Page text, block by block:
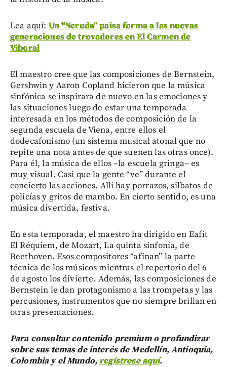
Lea aquí: Un “Neruda” paisa forma a las nuevas
generaciones de trovadores en El Carmen de
Viboral
El maestro cree que las composiciones de Bernstein,
Gershwin y Aaron Copland hicieron que la música
sinfónica se inspirara de nuevo en las emociones y
las situaciones luego de estar una temporada
interesada en los métodos de composición de la
segunda escuela de Viena, entre ellos el
dodecafonismo (un sistema musical atonal que no
repite una nota antes de que suenen las otras once).
Para él, la música de ellos –la escuela gringa– es
muy visual. Casi que la gente “ve” durante el
concierto las acciones. Allí hay porrazos, silbatos de
policías y gritos de mambo. En cierto sentido, es una
música divertida, festiva.
En esta temporada, el maestro ha dirigido en Eafit
El Réquiem, de Mozart, La quinta sinfonía, de
Beethoven. Esos compositores “afinan” la parte
técnica de los músicos mientras el repertorio del 6
de agosto los divierte. Además, las composiciones de
Bernstein le dan protagonismo a las trompetas y las
percusiones, instrumentos que no siempre brillan en
otras presentaciones.
Para consultar contenido premium o profundizar
sobre sus temas de interés de Medellín, Antioquia,
Colombia y el Mundo,regístrese aquí.